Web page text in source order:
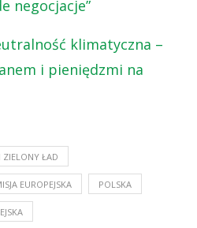
negocjacje”
klimatyczna –
i pieniędzmi na
ZIELONY ŁAD
EUROPEJSKA POLSKA